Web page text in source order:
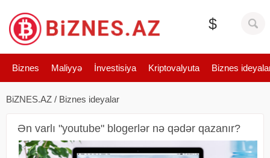
$
Biznes Maliyyə İnvestisiya Kriptovalyuta Biznes
BiZNES.AZ / Biznes ideyalar
Ən varlı "youtube" blogerlər nə qədər qazanır?